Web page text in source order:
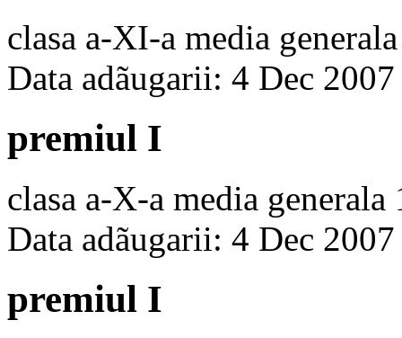
clasa a-XI-a media
Data adãugarii: 4 Dec 2007
premiul I
clasa a-X-a media generala
Data adãugarii: 4 Dec 2007
premiul I